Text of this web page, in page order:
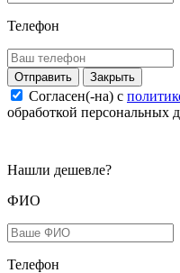
Телефон
Закрыть
Согласен(-на) c
обработкой персональных
Нашли дешевле?
ФИО
Телефон